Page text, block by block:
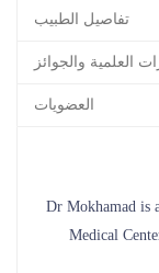
تفاصيل الطبيب
العلمية والجوائز
العضويات
Dr Mokhamad is
Medical